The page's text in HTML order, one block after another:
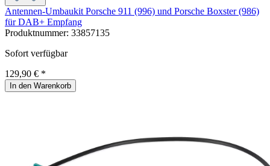
Antennen-Umbaukit Porsche 911 (996) und Porsche Boxster (986)
für DAB+ Empfang
Produktnummer: 33857135
Sofort verfügbar
129,90 € *
In den Warenkorb